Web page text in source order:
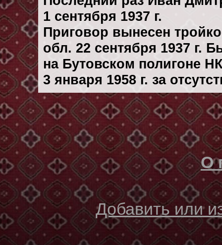
1 сентября 1937 г.
Приговор вынесен
обл. 22 сентября 1937 г.
на Бутовском полигоне
3 января 1958 г. за
О
Добавить или